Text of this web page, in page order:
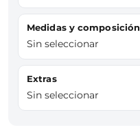
Medidas y composición
Sin seleccionar
Extras
Sin seleccionar